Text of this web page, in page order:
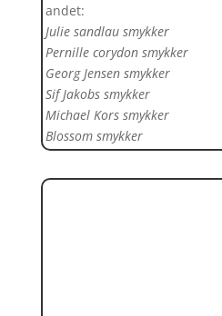
andet:
Julie sandlau smykker
Pernille corydon smykker
Georg Jensen smykker
Sif Jakobs smykker
Michael Kors smykker
Blossom smykker